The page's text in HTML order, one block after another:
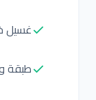
غسيل
طبقة